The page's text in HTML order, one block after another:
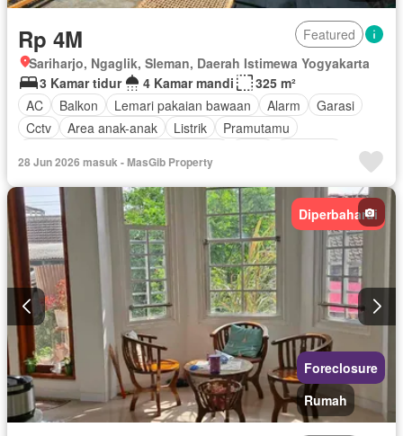
Rp 4M
Featured
Sariharjo, Ngaglik, Sleman, Daerah Istimewa Yogyakarta
3 Kamar tidur
4 Kamar mandi
325 m²
AC
Balkon Lemari pakaian bawaan Alarm
Garasi
Cctv
Area anak-anak Listrik
Pramutamu
Fully fenced
Taman Perapian
Panggang
Rumah jaga Pemanasan
Hot water
Internet
Jacuzzi Keamanan
Kolam renang
Keamanan 24 jam
Televisi Wifi
Tangki air
Kabel video
Air Lapangan tenis
Telephone
Ruang layanan
Taman atap
Halaman
Outdoor entertaining area
Pemandangan panorama
Dapur terpadu
Interkom Berperabot lengkap
28 Jun 2026 masuk - MasGib Property
Diperbaharui
Foreclosure
Rumah